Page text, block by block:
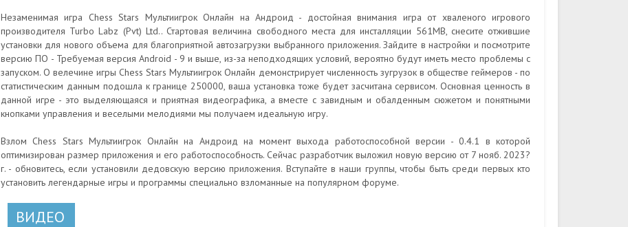
Незаменимая игра Chess Stars Мультиигрок Онлайн на Андроид - достойная внимания игра от хваленого игрового
производителя Turbo Labz (Pvt) Ltd.. Стартовая величина свободного места для инсталляции 561MB, снесите отжившие
установки для нового объема для благоприятной автозагрузки выбранного приложения. Зайдите в настройки и посмотрите
версию ПО - Требуемая версия Android - 9 и выше, из-за неподходящих условий, вероятно будут иметь место проблемы с
запуском. О велечине игры Chess Stars Мультиигрок Онлайн демонстрирует численность зугрузок в обществе геймеров - по
статистическим данным подошла к границе 250000, ваша установка тоже будет засчитана сервисом. Основная ценность в
данной игре - это выделяющаяся и приятная видеографика, а вместе с завидным и обалденным сюжетом и понятными
кнопками управления и веселыми мелодиями мы получаем идеальную игру.
Взлом Chess Stars Мультиигрок Онлайн на Андроид на момент выхода работоспособной версии - 0.4.1 в которой
оптимизирован размер приложения и его работоспособность. Сейчас разработчик выложил новую версию от 7 нояб. 2023?
г. - обновитесь, если установили дедовскую версию приложения. Вступайте в наши группы, чтобы быть среди первых кто
установить легендарные игры и программы специально взломанные на популярном форуме.
ВИДЕО